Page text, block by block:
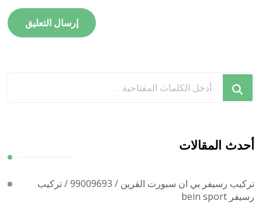
تبحث
ما؟
أحدث المقالات
تركيب رسيفر بي ان سبورت القرين / 99009693 / تركيب
رسيفر bein sport